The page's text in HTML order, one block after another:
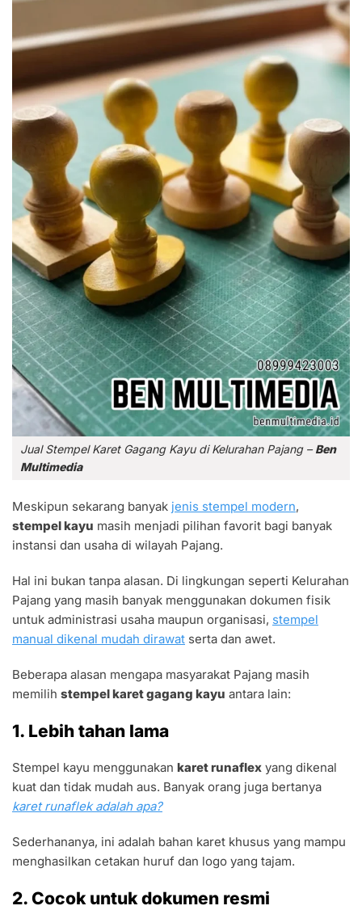
Jual Stempel Karet Gagang Kayu di Kelurahan Pajang – Ben
Multimedia
Meskipun sekarang banyak jenis stempel modern,
stempel kayu masih menjadi pilihan favorit bagi banyak
instansi dan usaha di wilayah Pajang.
Hal ini bukan tanpa alasan. Di lingkungan seperti Kelurahan
Pajang yang masih banyak menggunakan dokumen fisik
untuk administrasi usaha maupun organisasi, stempel
manual dikenal mudah dirawat serta dan awet.
Beberapa alasan mengapa masyarakat Pajang masih
memilih stempel karet gagang kayu antara lain:
1. Lebih tahan lama
Stempel kayu menggunakan karet runaflex yang dikenal
kuat dan tidak mudah aus. Banyak orang juga bertanya
karet runaflek adalah apa?
Sederhananya, ini adalah bahan karet khusus yang mampu
menghasilkan cetakan huruf dan logo yang tajam.
2. Cocok untuk dokumen resmi